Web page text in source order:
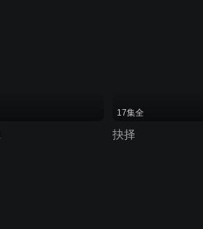
17集全
抉择